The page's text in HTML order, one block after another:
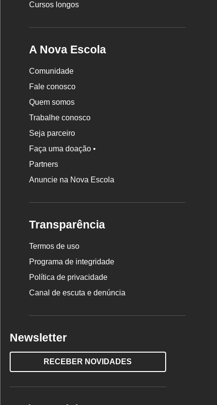
Cursos longos
A Nova Escola
Comunidade
Fale conosco
Quem somos
Trabalhe conosco
Seja parceiro
Faça uma doação •
Partners
Anuncie na Nova Escola
Transparência
Termos de uso
Programa de integridade
Política de privacidade
Canal de escuta e denúncia
Newsletter
RECEBER NOVIDADES